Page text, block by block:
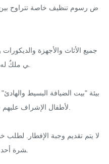
ي ملكٌ
لأطفال الإشراف
شرة أحد